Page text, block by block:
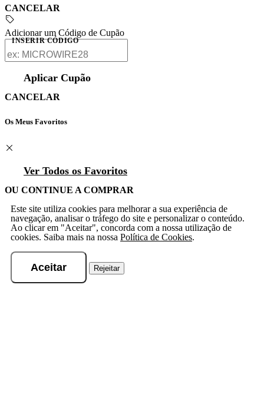
CANCELAR
Adicionar um Código de Cupão
INSERIR CÓDIGO
Aplicar Cupão
CANCELAR
Os Meus Favoritos
Ver Todos os Favoritos
OU CONTINUE A COMPRAR
Este site utiliza cookies para melhorar a sua experiência de
navegação, analisar o tráfego do site e personalizar o conteúdo.
Ao clicar em "Aceitar", concorda com a nossa utilização de
cookies. Saiba mais na nossa Política de Cookies.
Aceitar Rejeitar